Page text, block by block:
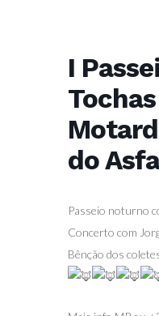
I
do
Passeio noturno
Concerto com
Bênção dos